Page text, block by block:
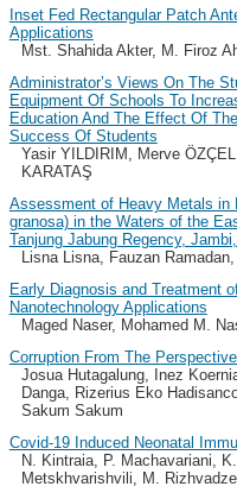
Inset Fed Rectangular Patch
Applications
Mst. Shahida Akter, M. Firoz
Administrator’s Views On The
Equipment Of Schools To
Education And The Effect Of
Success Of Students
Yasir YILDIRIM, Merve
KARATAŞ
Assessment of Heavy Metals in
granosa) in the Waters of the
Tanjung Jabung Regency,
Lisna Lisna, Fauzan
Early Diagnosis and Treatment
Nanotechnology Applications
Maged Naser, Mohamed M.
Corruption From The
Josua Hutagalung, Inez
Danga, Rizerius Eko
Sakum Sakum
Covid-19 Induced Neonatal
N. Kintraia, P. Machavariani,
Metskhvarishvili, M.